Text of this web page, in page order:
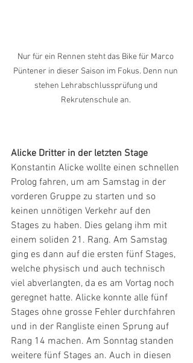
Nur für ein Rennen steht das Bike für Marco
Püntener in dieser Saison im Fokus. Denn nun
stehen Lehrabschlussprüfung und
Rekrutenschule an.
Alicke Dritter in der letzten Stage
Konstantin Alicke wollte einen schnellen
Prolog fahren, um am Samstag in der
vorderen Gruppe zu starten und so
keinen unnötigen Verkehr auf den
Stages zu haben. Dies gelang ihm mit
einem soliden 21. Rang. Am Samstag
ging es dann auf die ersten fünf Stages,
welche physisch und auch technisch
viel abverlangten, da es am Vortag noch
geregnet hatte. Alicke konnte alle fünf
Stages ohne grosse Fehler durchfahren
und in der Rangliste einen Sprung auf
Rang 14 machen. Am Sonntag standen
weitere fünf Stages an. Auch in diesen